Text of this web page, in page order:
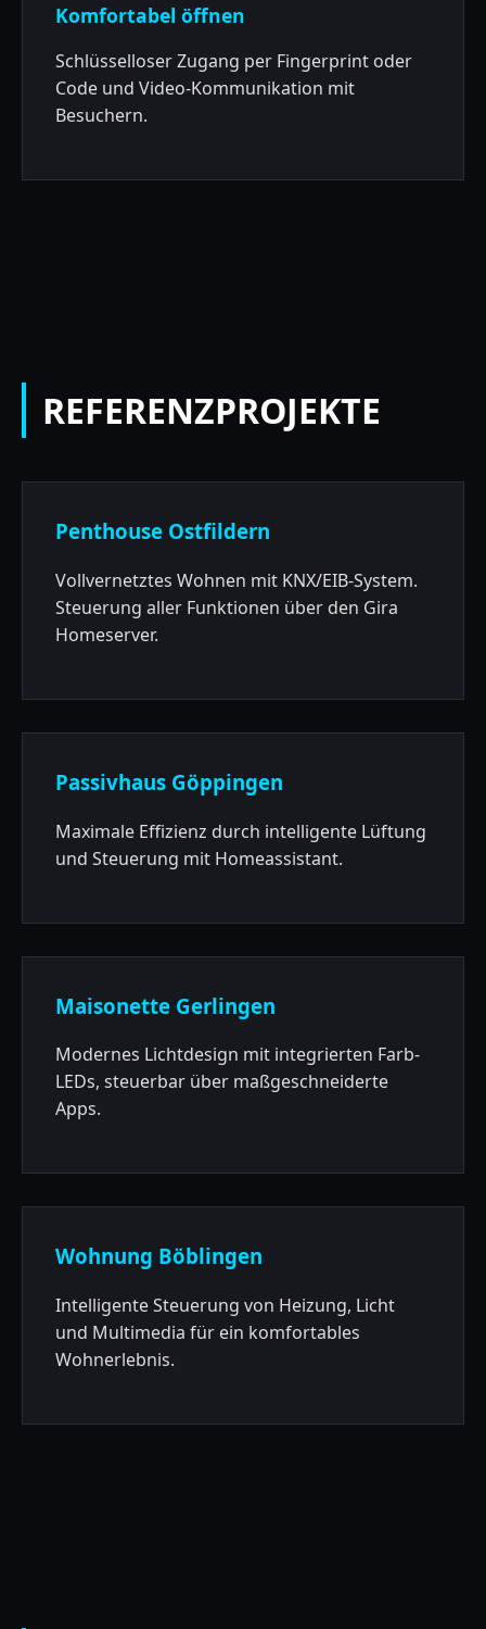
Komfortabel öffnen
Schlüsselloser Zugang per Fingerprint oder
Code und Video-Kommunikation mit
Besuchern.
REFERENZPROJEKTE
Penthouse Ostfildern
Vollvernetztes Wohnen mit KNX/EIB-System.
Steuerung aller Funktionen über den Gira
Homeserver.
Passivhaus Göppingen
Maximale Effizienz durch intelligente Lüftung
und Steuerung mit Homeassistant.
Maisonette Gerlingen
Modernes Lichtdesign mit integrierten Farb-
LEDs, steuerbar über maßgeschneiderte
Apps.
Wohnung Böblingen
Intelligente Steuerung von Heizung, Licht
und Multimedia für ein komfortables
Wohnerlebnis.